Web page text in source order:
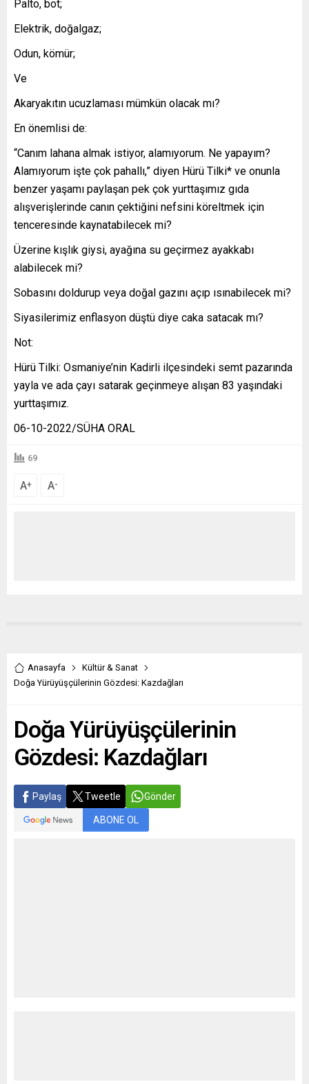
Palto, bot;
Elektrik, doğalgaz;
Odun, kömür;
Ve
Akaryakıtın ucuzlaması mümkün olacak mı?
En önemlisi de:
“Canım lahana almak istiyor, alamıyorum. Ne yapayım?
Alamıyorum işte çok pahallı,” diyen Hürü Tilki* ve onunla
benzer yaşamı paylaşan pek çok yurttaşımız gıda
alışverişlerinde canın çektiğini nefsini köreltmek için
tenceresinde kaynatabilecek mi?
Üzerine kışlık giysi, ayağına su geçirmez ayakkabı
alabilecek mi?
Sobasını doldurup veya doğal gazını açıp ısınabilecek mi?
Siyasilerimiz enflasyon düştü diye caka satacak mı?
Not:
Hürü Tilki: Osmaniye’nin Kadirli ilçesindeki semt pazarında
yayla ve ada çayı satarak geçinmeye alışan 83 yaşındaki
yurttaşımız.
06-10-2022/SÜHA ORAL
69
A+ A-
Anasayfa
Kültür & Sanat
Doğa Yürüyüşçülerinin Gözdesi: Kazdağları
Doğa Yürüyüşçülerinin
Gözdesi: Kazdağları
Paylaş Tweetle Gönder
ABONE OL